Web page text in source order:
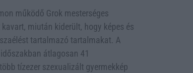
működő Grok mesterséges
miután kiderült, hogy képes és
tartalmazó tartalmakat. A
átlagosan 41
tízezer szexualizált gyermekkép